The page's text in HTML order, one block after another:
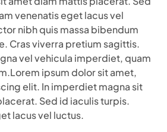
venenatis eget lacus vel
nibh quis massa bibendum
Cras viverra pretium sagittis.
vel vehicula imperdiet, quam
ipsum dolor sit amet,
elit. In imperdiet magna sit
Sed id iaculis turpis.
lacus vel luctus.